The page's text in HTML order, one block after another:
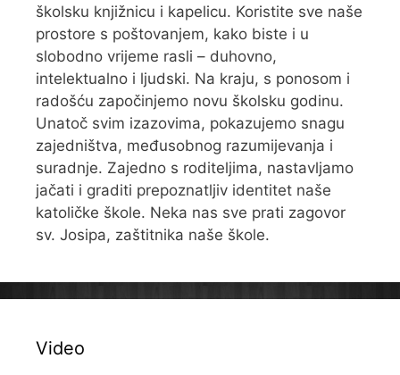
školsku knjižnicu i kapelicu. Koristite sve naše
prostore s poštovanjem, kako biste i u
slobodno vrijeme rasli – duhovno,
intelektualno i ljudski. Na kraju, s ponosom i
radošću započinjemo novu školsku godinu.
Unatoč svim izazovima, pokazujemo snagu
zajedništva, međusobnog razumijevanja i
suradnje. Zajedno s roditeljima, nastavljamo
jačati i graditi prepoznatljiv identitet naše
katoličke škole. Neka nas sve prati zagovor
sv. Josipa, zaštitnika naše škole.
Video